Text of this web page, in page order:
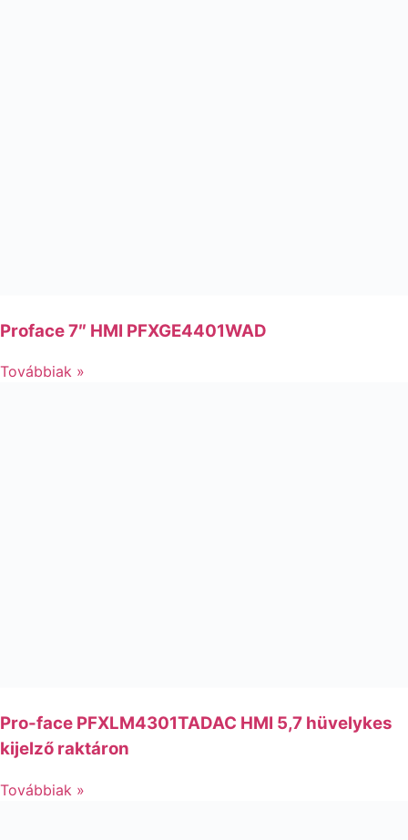
Proface 7″ HMI PFXGE4401WAD
Továbbiak »
Pro-face PFXLM4301TADAC HMI 5,7 hüvelykes
kijelző raktáron
Továbbiak »